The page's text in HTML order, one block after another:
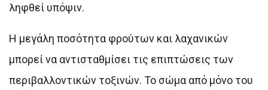
ληφθεί υπόψιν.
Η μεγάλη ποσότητα φρούτων και λαχανικών
μπορεί να αντισταθμίσει τις επιπτώσεις των
περιβαλλοντικών τοξινών. Το σώμα από μόνο του